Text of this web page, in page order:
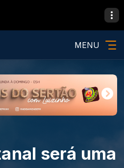
MENU
será uma